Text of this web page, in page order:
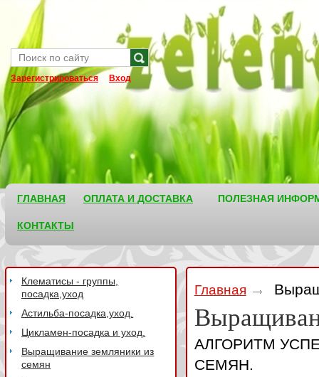
Зарегистрироваться Вход
ГЛАВНАЯ ОПЛАТА И ДОСТАВКА ПОЛЕЗНАЯ
КОНТАКТЫ
Клематисы - группы,
посадка,уход
Астильба-посадка,уход.
Цикламен-посадка и уход.
Выращивание земляники из
семян
Главная
АЛГОРИТМ
СЕМЯН.